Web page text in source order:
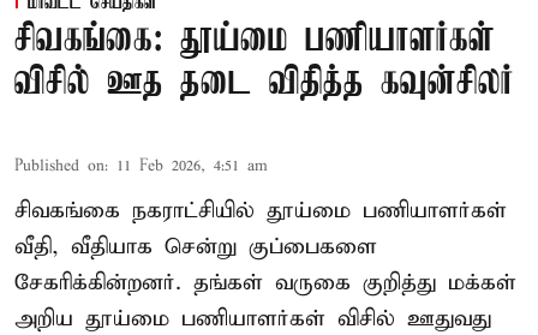
சிவகங்கை: தூய்மை பணியாளர்கள்
விசில் ஊத தடை விதித்த கவுன்சிலர்
Published on: 11 Feb 2026, 4:51 am
சிவகங்கை நகராட்சியில் தூய்மை பணியாளர்கள்
வீதி, வீதியாக சென்று குப்பைகளை
சேகரிக்கின்றனர். தங்கள் வருகை குறித்து மக்கள்
அறிய தூய்மை பணியாளர்கள் விசில் ஊதுவது